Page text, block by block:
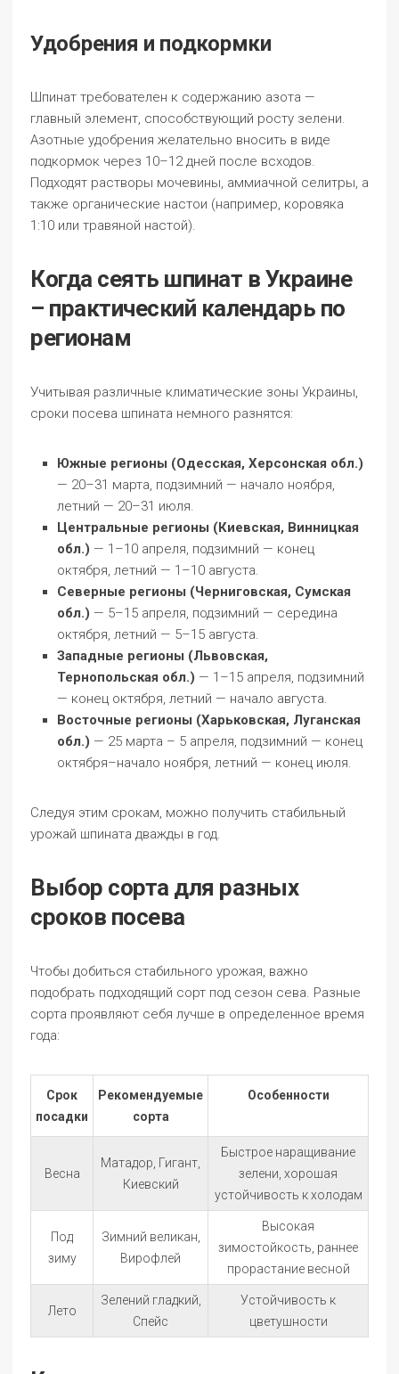
Удобрения и подкормки
Шпинат требователен к содержанию азота —
главный элемент, способствующий росту зелени.
Азотные удобрения желательно вносить в виде
подкормок через 10–12 дней после всходов.
Подходят растворы мочевины, аммиачной селитры, а
также органические настои (например, коровяка
1:10 или травяной настой).
Когда сеять шпинат в Украине
– практический календарь по
регионам
Учитывая различные климатические зоны Украины,
сроки посева шпината немного разнятся:
Южные регионы (Одесская, Херсонская обл.)
— 20–31 марта, подзимний — начало ноября,
летний — 20–31 июля.
Центральные регионы (Киевская, Винницкая
обл.) — 1–10 апреля, подзимний — конец
октября, летний — 1–10 августа.
Северные регионы (Черниговская, Сумская
обл.) — 5–15 апреля, подзимний — середина
октября, летний — 5–15 августа.
Западные регионы (Львовская,
Тернопольская обл.) — 1–15 апреля, подзимний
— конец октября, летний — начало августа.
Восточные регионы (Харьковская, Луганская
обл.) — 25 марта – 5 апреля, подзимний — конец
октября–начало ноября, летний — конец июля.
Следуя этим срокам, можно получить стабильный
урожай шпината дважды в год.
Выбор сорта для разных
сроков посева
Чтобы добиться стабильного урожая, важно
подобрать подходящий сорт под сезон сева. Разные
сорта проявляют себя лучше в определенное время
года:
Срок
посадки
Рекомендуемые
сорта
Особенности
Весна
Матадор, Гигант,
Киевский
Быстрое наращивание
зелени, хорошая
устойчивость к холодам
Под
зиму
Зимний великан,
Вирофлей
Высокая
зимостойкость, раннее
прорастание весной
Лето
Зелений гладкий,
Спейс
Устойчивость к
цветушности